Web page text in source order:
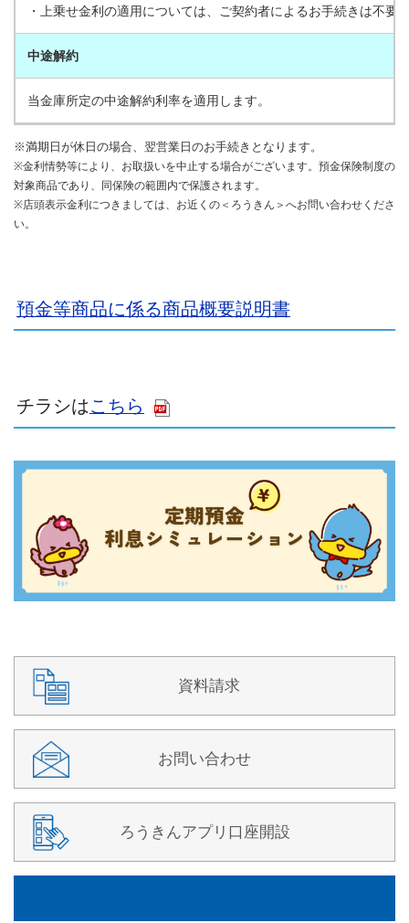
・上乗せ金利の適用については、ご契約者によるお手続きは不要
中途解約
当金庫所定の中途解約利率を適用します。
※満期日が休日の場合、翌営業日のお手続きとなります。
※金利情勢等により、お取扱いを中止する場合がございます。預金保険制度の
対象商品であり、同保険の範囲内で保護されます。
※店頭表示金利につきましては、お近くの＜ろうきん＞へお問い合わせくださ
い。
預金等商品に係る商品概要説明書
チラシはこちら
資料請求
お問い合わせ
ろうきんアプリ口座開設